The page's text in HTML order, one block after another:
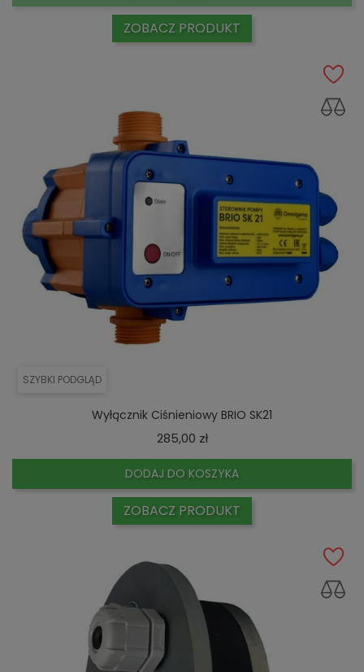
ZOBACZ PRODUKT
SZYBKI PODGLĄD
Wyłącznik Ciśnieniowy BRIO SK21
285,00 złCena
DODAJ DO KOSZYKA
ZOBACZ PRODUKT